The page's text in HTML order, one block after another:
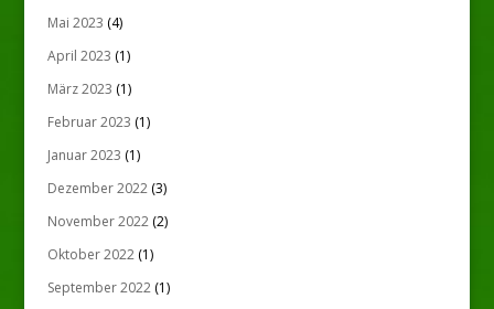
Mai 2023 (4)
April 2023 (1)
März 2023 (1)
Februar 2023 (1)
Januar 2023 (1)
Dezember 2022(3)
November 2022(2)
Oktober 2022(1)
September 2022(1)